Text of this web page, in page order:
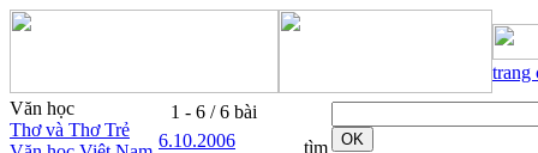
trang
Văn học
Thơ và Thơ Trẻ
1 - 6 / 6 bài
6.10.2006
tìm